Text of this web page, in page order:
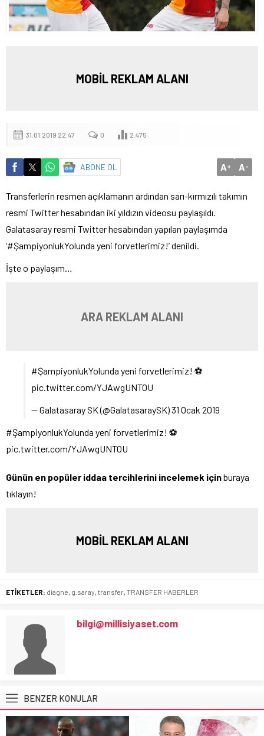
MOBİL REKLAM ALANI
31.01.2019 22:47 0 2.475
ABONE OL A+ A-
Transferlerin resmen açıklamanın ardından sarı-kırmızılı takımın
resmi Twitter hesabından iki yıldızın videosu paylaşıldı.
Galatasaray resmi Twitter hesabından yapılan paylaşımda
‘#ŞampiyonlukYolunda yeni forvetlerimiz!’ denildi.
İşte o paylaşım…
ARA REKLAM ALANI
#ŞampiyonlukYolunda yeni forvetlerimiz! ⚽
pic.twitter.com/YJAwgUNTOU
— Galatasaray SK (@GalatasaraySK) 31 Ocak 2019
#ŞampiyonlukYolunda yeni forvetlerimiz! ⚽
pic.twitter.com/YJAwgUNTOU
Günün en popüler iddaa tercihlerini incelemek içinburaya
tıklayın!
MOBİL REKLAM ALANI
ETİKETLER: diagne, g.saray, transfer, TRANSFER HABERLER
bilgi@millisiyaset.com
BENZER KONULAR